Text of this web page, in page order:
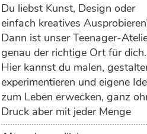
Du liebst Kunst, Design oder
einfach kreatives
Dann ist unser Teenager-
genau der richtige Ort für dich.
Hier kannst du malen,
experimentieren und eigene
zum Leben erwecken, ganz
Druck aber mit jeder Menge
Inspiration. Ob moderne Kunst,